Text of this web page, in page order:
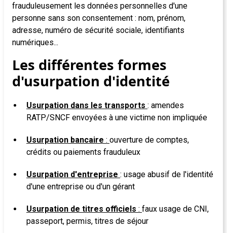
frauduleusement les données personnelles d'une
personne sans son consentement : nom, prénom,
adresse, numéro de sécurité sociale, identifiants
numériques...
Les différentes formes
d'usurpation d'identité
Usurpation dans les transports : amendes
RATP/SNCF envoyées à une victime non impliquée
Usurpation bancaire : ouverture de comptes,
crédits ou paiements frauduleux
Usurpation d'entreprise : usage abusif de l'identité
d'une entreprise ou d'un gérant
Usurpation de titres officiels : faux usage de CNI,
passeport, permis, titres de séjour